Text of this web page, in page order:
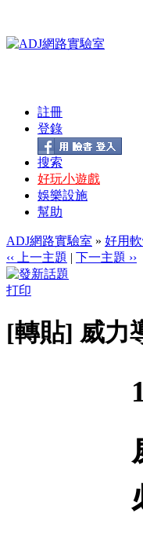
註冊
登錄
搜索
好玩小遊戲
娛樂設施
幫助
ADJ網路實驗室 » 好用
‹‹ 上一主題 | 下一主題 ››
打印
[轉貼] 威力